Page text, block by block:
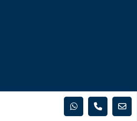
Imóveis.
Termos de Uso